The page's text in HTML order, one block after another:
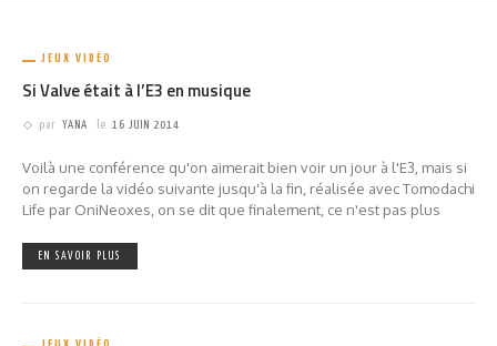
JEUX VIDÉO
Si Valve était à l’E3 en musique
par YANA le 16 JUIN 2014
Voilà une conférence qu'on aimerait bien voir un jour à l'E3, mais si
on regarde la vidéo suivante jusqu'à la fin, réalisée avec Tomodachi
Life par OniNeoxes, on se dit que finalement, ce n'est pas plus
EN SAVOIR PLUS